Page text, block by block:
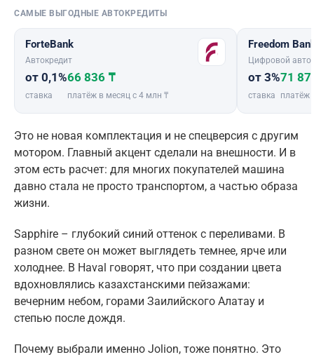
САМЫЕ ВЫГОДНЫЕ АВТОКРЕДИТЫ
ForteBank
Автокредит
от 0,1%
ставка
66 836 ₸
платёж в месяц с 4 млн ₸
Freedom
Цифровой
от 3%
ставка
71
платёж
Это не новая комплектация и не спецверсия с другим
мотором. Главный акцент сделали на внешности. И в
этом есть расчет: для многих покупателей машина
давно стала не просто транспортом, а частью образа
жизни.
Sapphire – глубокий синий оттенок с переливами. В
разном свете он может выглядеть темнее, ярче или
холоднее. В Haval говорят, что при создании цвета
вдохновлялись казахстанскими пейзажами:
вечерним небом, горами Заилийского Алатау и
степью после дождя.
Почему выбрали именно Jolion, тоже понятно. Это